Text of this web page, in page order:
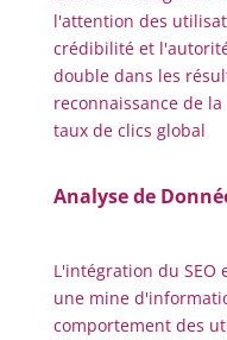
l'attention des
crédibilité et
double dans les
reconnaissance de
taux de clics global
Analyse de
L'intégration du SEO
une mine
comportement des